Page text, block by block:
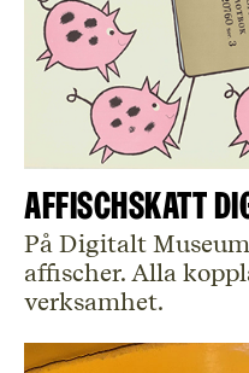
Affischskatt
På Digitalt
affischer. Alla
verksamhet.